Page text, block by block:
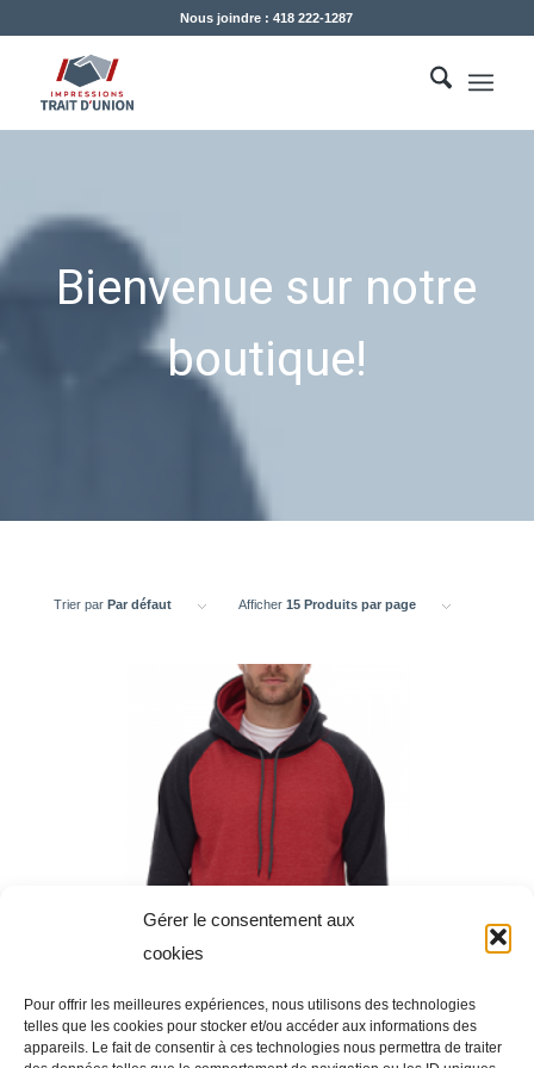
Gérer le consentement aux
cookies
Pour offrir les meilleures expériences, nous utilisons des technologies
telles que les cookies pour stocker et/ou accéder aux informations des
appareils. Le fait de consentir à ces technologies nous permettra de traiter
Nous joindre : 418 222-1287
Bienvenue sur notre
boutique!
Trier par Par défaut Afficher 15 Produits par page